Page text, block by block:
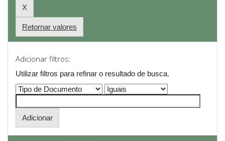
Retornar valores
Adicionar filtros:
Utilizar filtros para refinar o resultado de busca.